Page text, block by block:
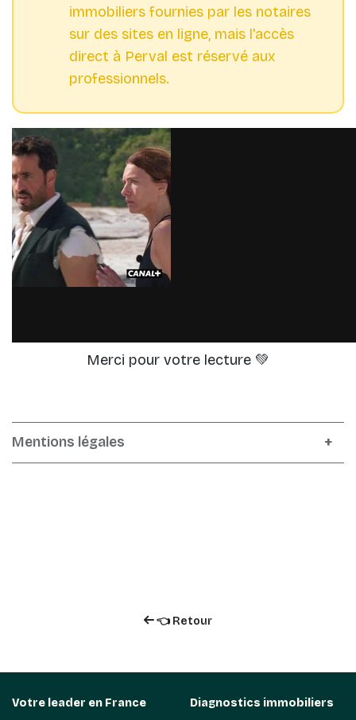
immobiliers fournies par les notaires
sur des sites en ligne, mais l'accès
direct à Perval est réservé aux
professionnels.
Mentions légales
👈 Retour
Votre leader en France
Diagnostics immobiliers